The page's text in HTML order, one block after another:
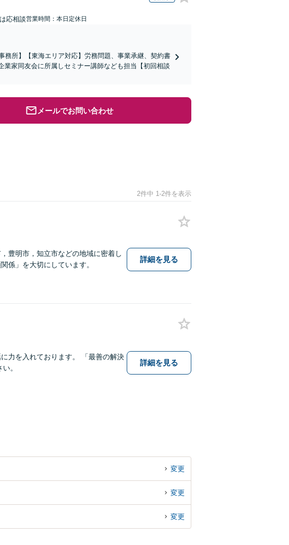
応相談営業時間：本日定休日
務所】【東海エリア対応】労務問題、事業承継、契約書
家同友会に所属しセミナー講師なども担当【初回相談
メールでお問い合わせ
2件中 1-2件を表示
豊明市，知立市などの地域に密着し
係」を大切にしています。
詳細を見る
力を入れております。 「最善の解決
。
詳細を見る
変更
変更
変更